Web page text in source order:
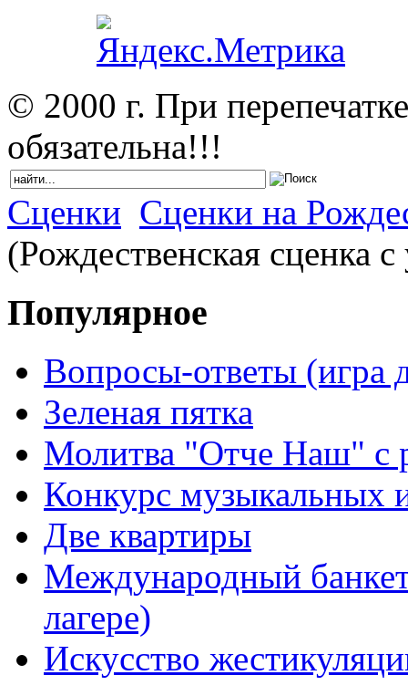
© 2000 г. При
обязательна!!!
Сценки Сценки на
(Рождественская сценка
Популярное
Вопросы-ответы (игра
Зеленая пятка
Молитва "Отче Наш" с
Конкурс музыкальных
Две квартиры
Международный
лагере)
Искусство